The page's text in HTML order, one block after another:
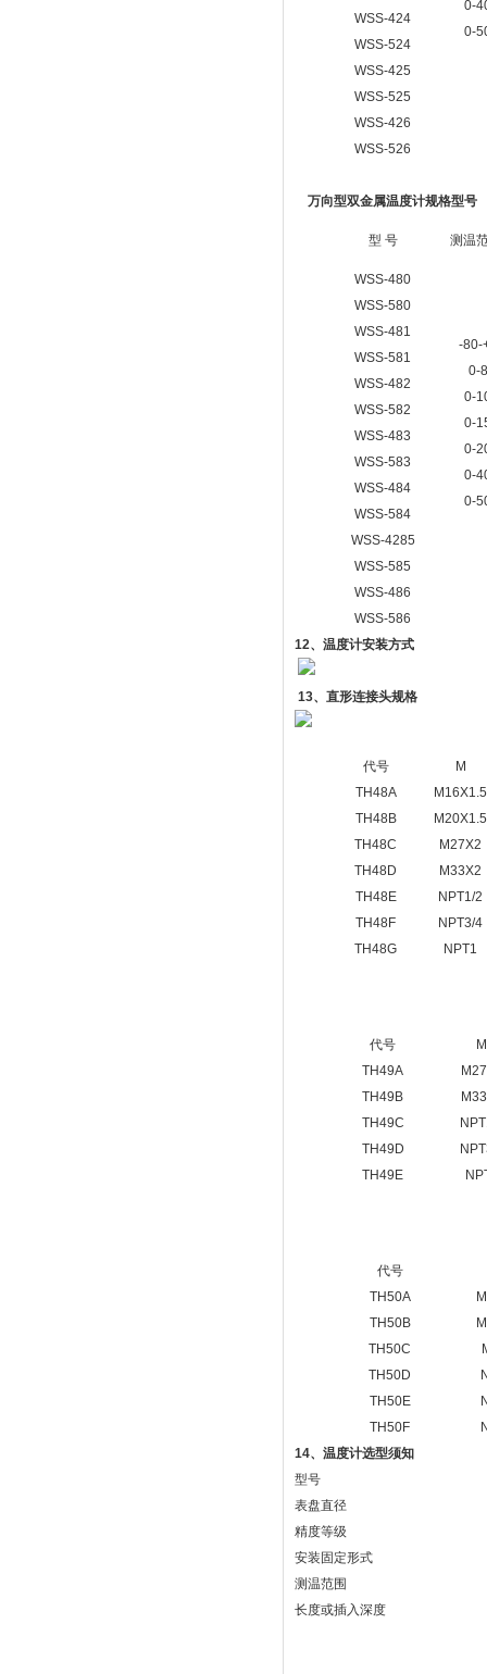
0-
0-
WSS-424
WSS-524
WSS-425
WSS-525
WSS-426
WSS-526
万向型双金属温度计规格型号
型 号 测温
WSS-480
-80-
0-
0-
0-
0-
0-
0-
WSS-580
WSS-481
WSS-581
WSS-482
WSS-582
WSS-483
WSS-583
WSS-484
WSS-584
WSS-4285
WSS-585
WSS-486
WSS-586
12、温度计安装方式
13、直形连接头规格
代号
M
TH48A
M16X1.5
TH48B
M20X1.5
TH48C
M27X2
TH48D
M33X2
TH48E
NPT1/2
TH48F
NPT3/4
TH48G
NPT1
代号
M
TH49A
TH49B
TH49C
TH49D
TH49E
代号
TH50A
TH50B
TH50C
TH50D
TH50E
TH50F
14、温度计选型须知
型号
表盘直径
精度等级
安装固定形式
测温范围
长度或插入深度